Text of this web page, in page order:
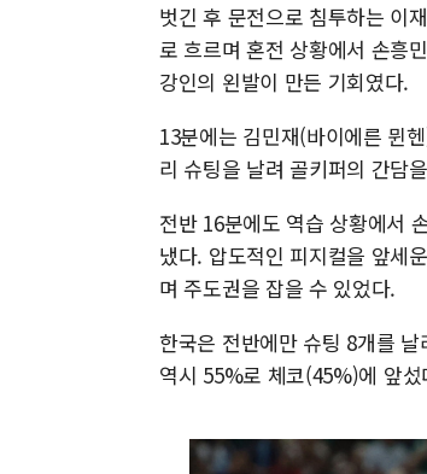
벗긴 후 문전으로 침투하는 이
로 흐르며 혼전 상황에서 손흥
강인의 왼발이 만든 기회였다.
13분에는 김민재(바이에른 뮌
리 슈팅을 날려 골키퍼의 간담
전반 16분에도 역습 상황에서
냈다. 압도적인 피지컬을 앞세
며 주도권을 잡을 수 있었다.
한국은 전반에만 슈팅 8개를
역시 55%로 체코(45%)에 앞